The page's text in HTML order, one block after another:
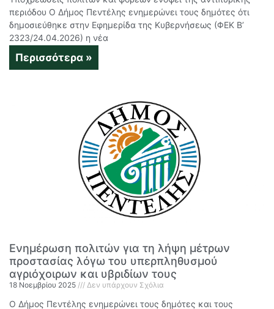
περιόδου Ο Δήμος Πεντέλης ενημερώνει τους δημότες ότι
δημοσιεύθηκε στην Εφημερίδα της Κυβερνήσεως (ΦΕΚ Β’
2323/24.04.2026) η νέα
Περισσότερα »
Ενημέρωση πολιτών για τη λήψη μέτρων
προστασίας λόγω του υπερπληθυσμού
αγριόχοιρων και υβριδίων τους
18 Νοεμβρίου 2025 Δεν υπάρχουν Σχόλια
Ο Δήμος Πεντέλης ενημερώνει τους δημότες και τους